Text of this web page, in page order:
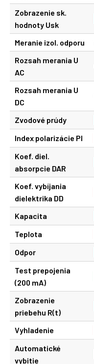
Zobrazenie sk.
hodnoty Usk
Meranie izol. odporu
Rozsah merania U
AC
Rozsah merania U
DC
Zvodové prúdy
Index polarizácie PI
Koef. diel.
absorpcie DAR
Koef. vybíjania
dielektrika DD
Kapacita
Teplota
Odpor
Test prepojenia
(200 mA)
Zobrazenie
priebehu R(t)
Vyhladenie
Automatické
vybitie